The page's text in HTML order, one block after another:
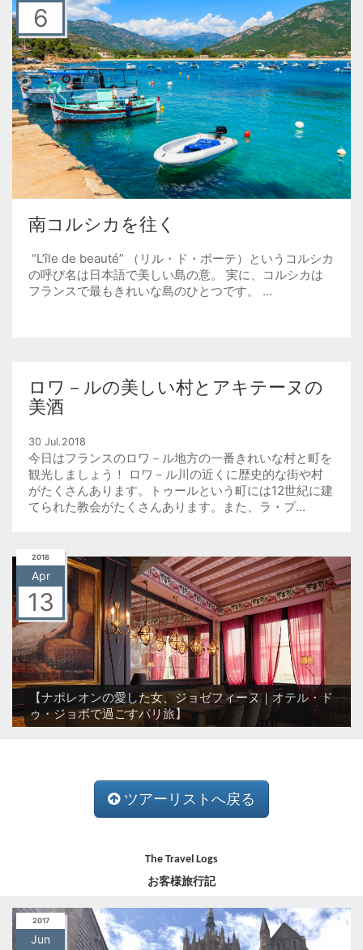
6
南コルシカを往く
“L’île de beauté” （リル・ド・ボーテ）というコルシカ
の呼び名は日本語で美しい島の意。 実に、コルシカは
フランスで最もきれいな島のひとつです。 ...
ロワ－ルの美しい村とアキテーヌの
美酒
30 Jul.2018
今日はフランスのロワ－ル地方の一番きれいな村と町を
観光しましょう！ ロワ－ル川の近くに歴史的な街や村
がたくさんあります。トゥールという町には12世紀に建
てられた教会がたくさんあります。また、ラ・プ...
2018
Apr
13
【ナポレオンの愛した女、ジョゼフィーヌ｜オテル・ド
ゥ・ジョボで過ごすパリ旅】
ツアーリストへ戻る
The Travel Logs
お客様旅行記
2017
Jun